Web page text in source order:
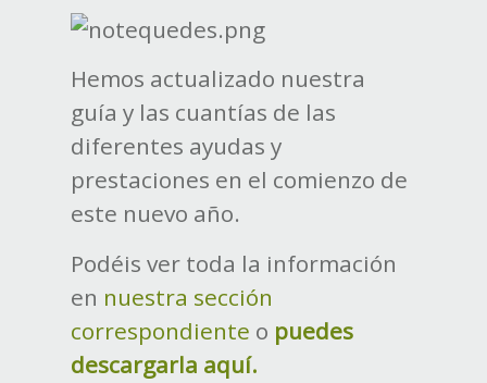
Hemos actualizado nuestra
guía y las cuantías de las
diferentes ayudas y
prestaciones en el comienzo de
este nuevo año.
Podéis ver toda la información
en nuestra sección
correspondiente o puedes
descargarla aquí.